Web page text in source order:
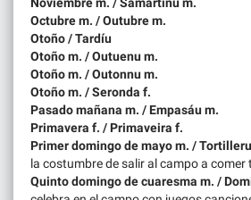
Octubre m. / Outubre m.
Otoño / Tardíu
Otoño m. / Outuenu m.
Otoño m. / Outonnu m.
Otoño m. / Seronda f.
Pasado mañana m. / Empasáu m.
Primavera f. / Primaveira f.
Primer domingo de mayo m. /
la costumbre de salir al campo a comer
Quinto domingo de cuaresma m. /